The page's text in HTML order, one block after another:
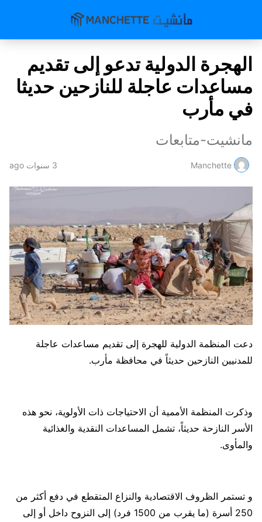
الهجرة الدولية تدعو إلى تقديم
مساعدات عاجلة للنازحين حديثا
في مأرب
مانشيت-متابعات
Manchette 3 سنوات ago
دعت المنظمة الدولية للهجرة إلى تقديم مساعدات عاجلة
للمدنيين النازحين حديثاً في محافظة مأرب.
وذكرت المنظمة الأممية أن الاحتياجات ذات الأولوية، نحو هذه
الأسر النازحة حديثاً، تشمل المساعدات النقدية والغذائية
والمأوى.
و تستمر الظروف الاقتصادية والنزاع المتقطع في دفع أكثر من
250 أسرة (ما يقرب من 1500 فرد) إلى النزوح داخل أو إلى